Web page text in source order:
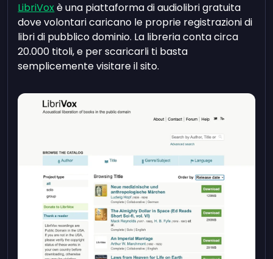
LibriVoxè una piattaforma di audiolibri gratuita
dove volontari caricano le proprie registrazioni di
libri di pubblico dominio. La libreria conta circa
20.000 titoli, e per scaricarli ti basta
semplicemente visitare il sito.